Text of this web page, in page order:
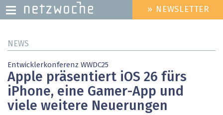
zum
HEADER
MENU
» NEWSLETTER
NEWS
Entwicklerkonferenz WWDC25
Apple präsentiert iOS 26 fürs
iPhone, eine Gamer-App und
viele weitere Neuerungen